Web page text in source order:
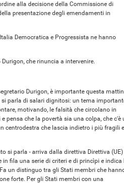
alla decisione della Commissione di
presentazione degli emendamenti in
Democratica e Progressista ne hanno
che rinuncia a intervenire.
Durigon, è importante questa
parla di salari dignitosi: un tema
motivando, le falsità che circolano in
pensa che la povertà sia una colpa, che c'è
centrodestra che lascia indietro i più fragili
si parla - arriva dalla direttiva Direttiva (UE)
fila una serie di criteri e di princìpi e indica
un distinguo tra gli Stati membri che
forte. Per gli Stati membri con una